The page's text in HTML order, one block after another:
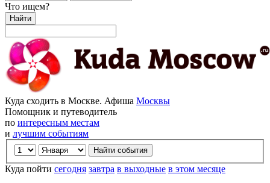
Что ищем?
Найти
Куда сходить в Москве. Афиша Москвы
Помощник и путеводитель
по интересным местам
и лучшим событиям
Куда пойти сегодня завтра в выходные в этом месяце